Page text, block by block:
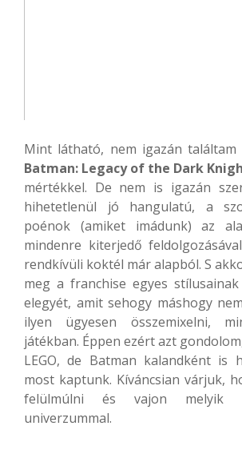
Mint látható, nem igazán
Batman: Legacy of the Dark
mértékkel. De nem is igazán
hihetetlenül jó hangulatú, a
poénok (amiket imádunk) az
mindenre kiterjedő
rendkívüli koktél már alapból. S
meg a franchise egyes
elegyét, amit sehogy máshogy
ilyen ügyesen összemixelni,
játékban. Éppen ezért azt
LEGO, de Batman kalandként is
most kaptunk. Kíváncsian várjuk,
felülmúlni és vajon melyik
univerzummal.